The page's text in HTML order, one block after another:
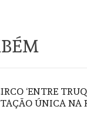
‘ENTRE
ÚNICA NA